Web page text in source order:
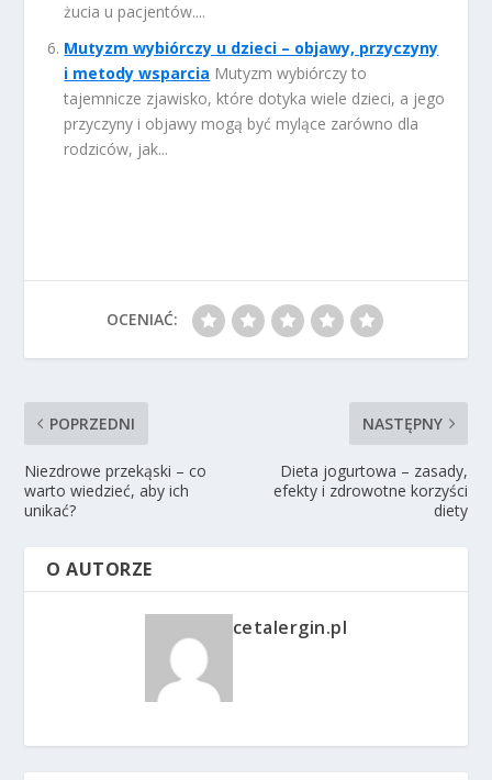
żucia u pacjentów....
Mutyzm wybiórczy u dzieci – objawy, przyczyny
i metody wsparcia Mutyzm wybiórczy to
tajemnicze zjawisko, które dotyka wiele dzieci, a jego
przyczyny i objawy mogą być mylące zarówno dla
rodziców, jak...
OCENIAĆ:
POPRZEDNI
Niezdrowe przekąski – co
warto wiedzieć, aby ich
unikać?
NASTĘPNY
Dieta jogurtowa – zasady,
efekty i zdrowotne korzyści
diety
O AUTORZE
cetalergin.pl